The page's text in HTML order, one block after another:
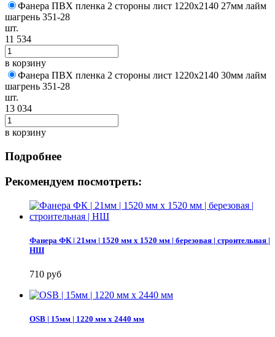
Фанера ПВХ пленка 2 стороны лист 1220х2140 27мм лайм
шагрень 351-28
шт.
11 534
в корзину
Фанера ПВХ пленка 2 стороны лист 1220х2140 30мм лайм
шагрень 351-28
шт.
13 034
в корзину
Подробнее
Рекомендуем посмотреть:
Фанера ФК | 21мм | 1520 мм х 1520 мм | березовая | строительная |
НШ
710 руб
OSB | 15мм | 1220 мм х 2440 мм